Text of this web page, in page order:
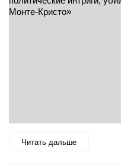
Читать дальше